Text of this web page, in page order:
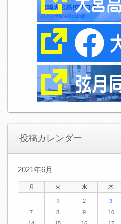
投稿カレンダー
2021年6月
月 火 水 木
1 2 3
7
8 9 10